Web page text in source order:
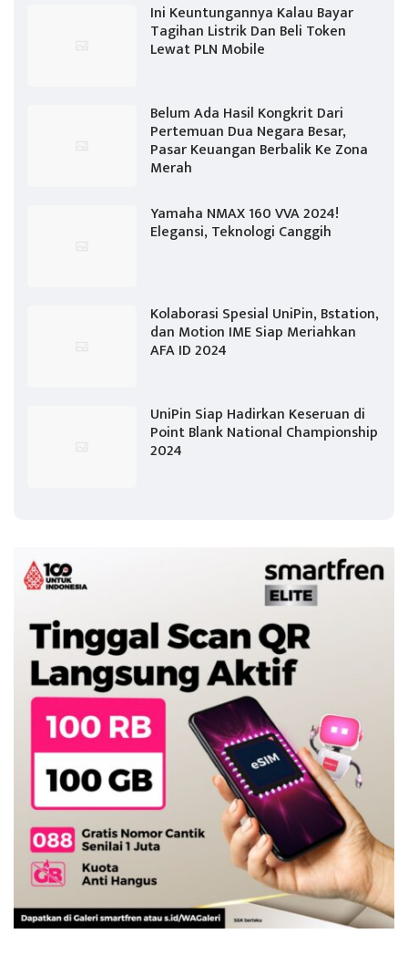
Ini Keuntungannya Kalau Bayar
Tagihan Listrik Dan Beli Token
Lewat PLN Mobile
Belum Ada Hasil Kongkrit Dari
Pertemuan Dua Negara Besar,
Pasar Keuangan Berbalik Ke Zona
Merah
Yamaha NMAX 160 VVA 2024!
Elegansi, Teknologi Canggih
Kolaborasi Spesial UniPin, Bstation,
dan Motion IME Siap Meriahkan
AFA ID 2024
UniPin Siap Hadirkan Keseruan di
Point Blank National Championship
2024